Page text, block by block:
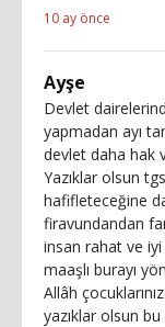
10 ay önce
Ayşe
Devlet
yapmadan ayı
devlet daha hak
Yazıklar olsun
hafifleteceğine
firavundandan
insan rahat ve
maaşlı burayı
Allâh
yazıklar olsun